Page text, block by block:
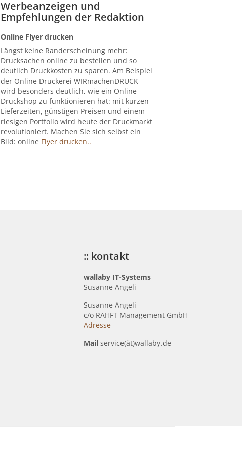
Werbeanzeigen und
Empfehlungen der Redaktion
Online Flyer drucken
Längst keine Randerscheinung mehr:
Drucksachen online zu bestellen und so
deutlich Druckkosten zu sparen. Am Beispiel
der Online Druckerei WIRmachenDRUCK
wird besonders deutlich, wie ein Online
Druckshop zu funktionieren hat: mit kurzen
Lieferzeiten, günstigen Preisen und einem
riesigen Portfolio wird heute der Druckmarkt
revolutioniert. Machen Sie sich selbst ein
Bild: online Flyer drucken..
:: kontakt
wallaby IT-Systems
Susanne Angeli
Susanne Angeli
c/o RAHFT Management GmbH
Adresse
Mailservice(ät)wallaby.de